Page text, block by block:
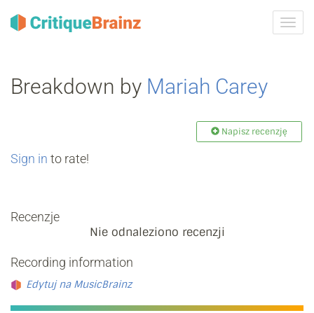
Breakdown by Mariah Carey
Napisz recenzję
Sign in to rate!
Recenzje
Nie odnaleziono recenzji
Recording information
Edytuj na MusicBrainz